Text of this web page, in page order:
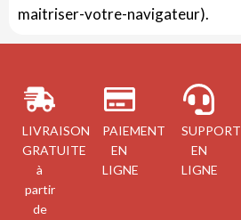
maitriser-votre-navigateur).
LIVRAISON
GRATUITE
à
partir
de
PAIEMENT
EN
LIGNE
SUPPORT
EN
LIGNE